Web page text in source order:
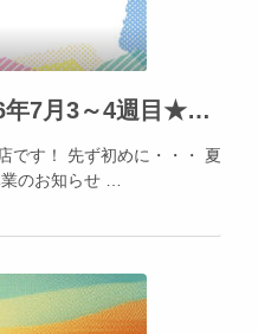
【今週の新入荷】2026年7月3～4週目★そろそろ催事準備が始まります！
です！ 先ず初めに・・・ 夏
のお知らせ …